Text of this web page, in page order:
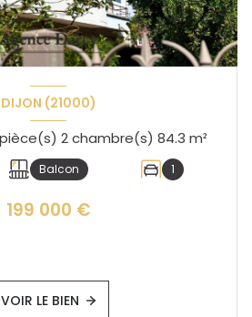
DIJON (21000)
Appartement 3 pièce(s) 2 chambre(s) 84.3 m²
Balcon 1
199 000 €
VOIR LE BIEN